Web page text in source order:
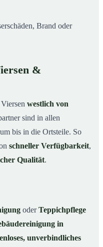
Brand oder
&
westlich von
sind in allen
bis in die Ortsteile. So
schneller Verfügbarkeit,
Qualität.
oderTeppichpflege
in
unverbindliches